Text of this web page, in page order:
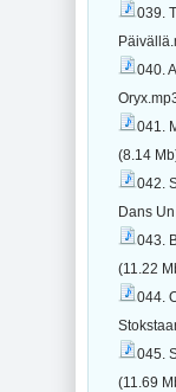
039.
040.
041.
(8.14
042.
Dans
043.
(11.22
044.
045.
(11.69